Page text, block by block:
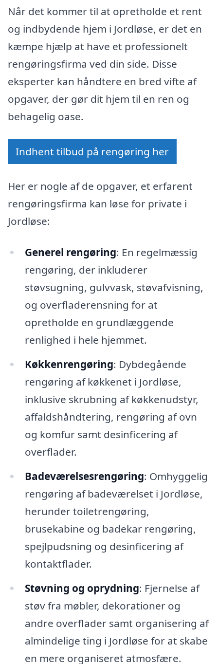
Når det kommer til at opretholde et rent
og indbydende hjem i Jordløse, er det en
kæmpe hjælp at have et professionelt
rengøringsfirma ved din side. Disse
eksperter kan håndtere en bred vifte af
opgaver, der gør dit hjem til en ren og
behagelig oase.
Indhent tilbud på rengøring her
Her er nogle af de opgaver, et erfarent
rengøringsfirma kan løse for private i
Jordløse:
Generel rengøring: En regelmæssig
rengøring, der inkluderer
støvsugning, gulvvask, støvafvisning,
og overfladerensning for at
opretholde en grundlæggende
renlighed i hele hjemmet.
Køkkenrengøring: Dybdegående
rengøring af køkkenet i Jordløse,
inklusive skrubning af køkkenudstyr,
affaldshåndtering, rengøring af ovn
og komfur samt desinficering af
overflader.
Badeværelsesrengøring: Omhyggelig
rengøring af badeværelset i Jordløse,
herunder toiletrengøring,
brusekabine og badekar rengøring,
spejlpudsning og desinficering af
kontaktflader.
Støvning og oprydning: Fjernelse af
støv fra møbler, dekorationer og
andre overflader samt organisering af
almindelige ting i Jordløse for at skabe
en mere organiseret atmosfære.